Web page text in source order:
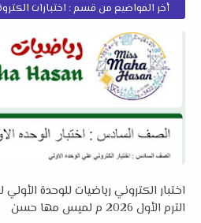
أخر المواضيع من قسم : اختبارات
اختبار الكتروني رياضيات للوحدة
الترم الأول 2026 م لميس مها حسن